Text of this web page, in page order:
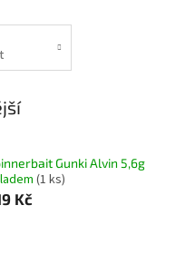
Gunki Alvin 5,6g
(1 ks)
Kč